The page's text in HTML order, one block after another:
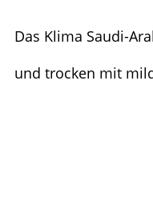
Das Klima Saudi-
und trocken mit